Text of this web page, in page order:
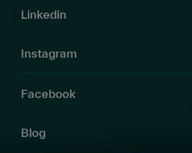
Linkedin
Instagram
Facebook
Blog